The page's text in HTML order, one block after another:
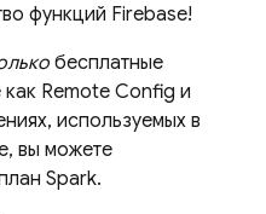
функций Firebase!
бесплатные
как Remote Config и
используемых в
вы можете
Spark.